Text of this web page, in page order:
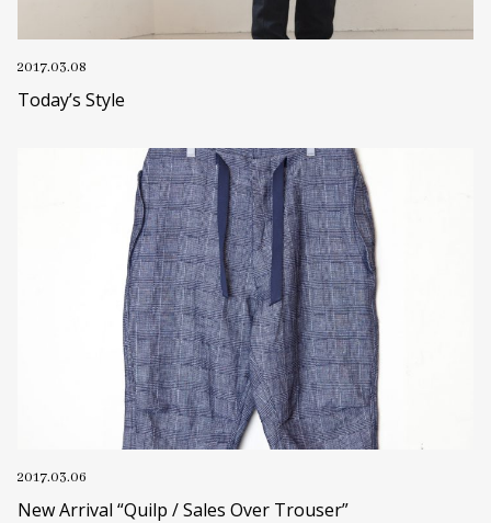
2017.03.08
Today’s Style
2017.03.06
New Arrival “Quilp / Sales Over Trouser”